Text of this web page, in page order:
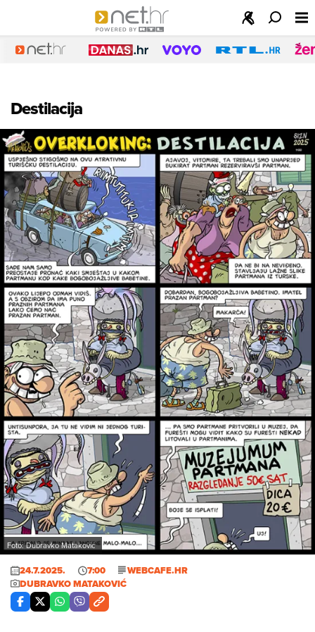
Destilacija
Foto: Dubravko Mataković
24.7.2025. 7:00
WEBCAFE.HR
DUBRAVKO MATAKOVIĆ